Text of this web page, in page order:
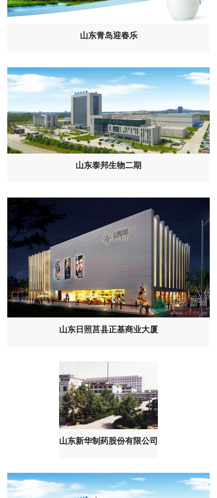
山东青岛迎春乐
山东泰邦生物二期
山东日照莒县正基商业大厦
山东新华制药股份有限公司